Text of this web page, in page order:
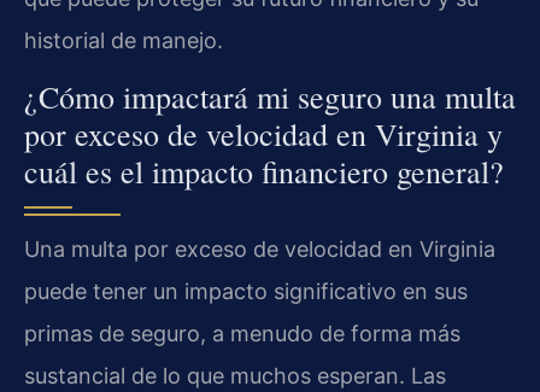
historial de manejo.
¿Cómo impactará mi seguro una multa
por exceso de velocidad en Virginia y
cuál es el impacto financiero general?
Una multa por exceso de velocidad en Virginia
puede tener un impacto significativo en sus
primas de seguro, a menudo de forma más
sustancial de lo que muchos esperan. Las